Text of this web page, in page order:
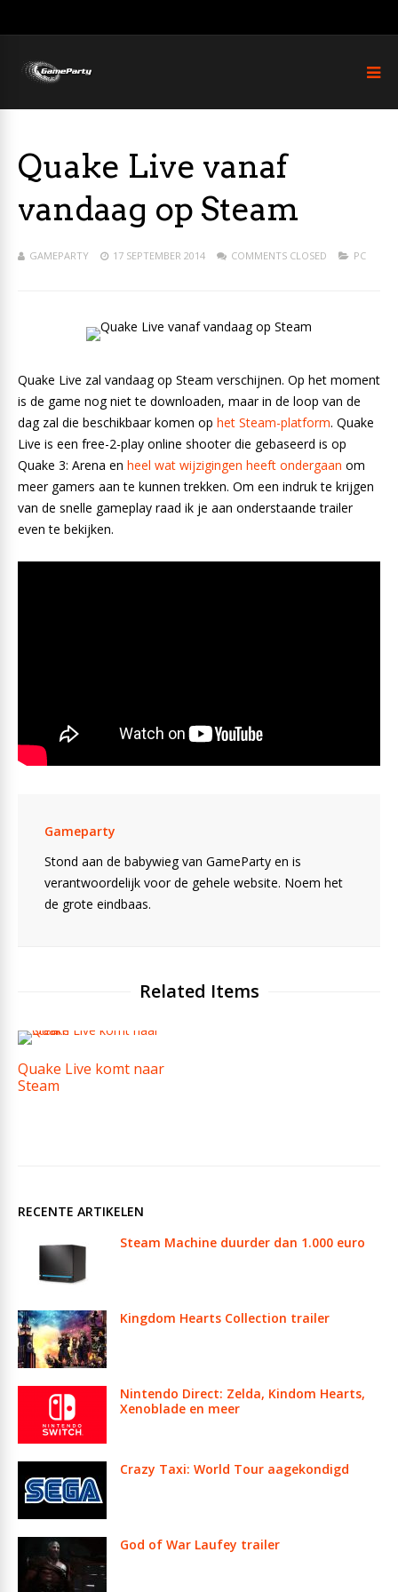
Quake Live vanaf
vandaag op Steam
GAMEPARTY 17 SEPTEMBER 2014 COMMENTS CLOSED PC
Quake Live zal vandaag op Steam verschijnen. Op het moment
is de game nog niet te downloaden, maar in de loop van de
dag zal die beschikbaar komen op het Steam-platform. Quake
Live is een free-2-play online shooter die gebaseerd is op
Quake 3: Arena en heel wat wijzigingen heeft ondergaan om
meer gamers aan te kunnen trekken. Om een indruk te krijgen
van de snelle gameplay raad ik je aan onderstaande trailer
even te bekijken.
Gameparty
Stond aan de babywieg van GameParty en is
verantwoordelijk voor de gehele website. Noem het
de grote eindbaas.
Related Items
Quake Live komt naar
Steam
RECENTE ARTIKELEN
Steam Machine duurder dan 1.000 euro
Kingdom Hearts Collection trailer
Nintendo Direct: Zelda, Kindom Hearts,
Xenoblade en meer
Crazy Taxi: World Tour aagekondigd
God of War Laufey trailer